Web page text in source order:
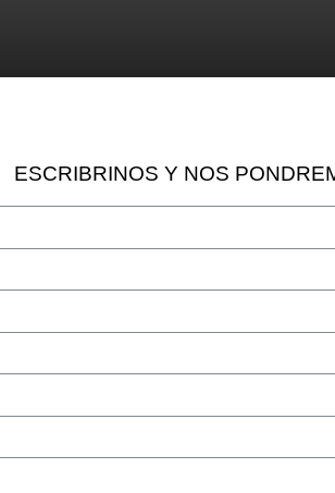
ESCRIBRINOS Y NOS